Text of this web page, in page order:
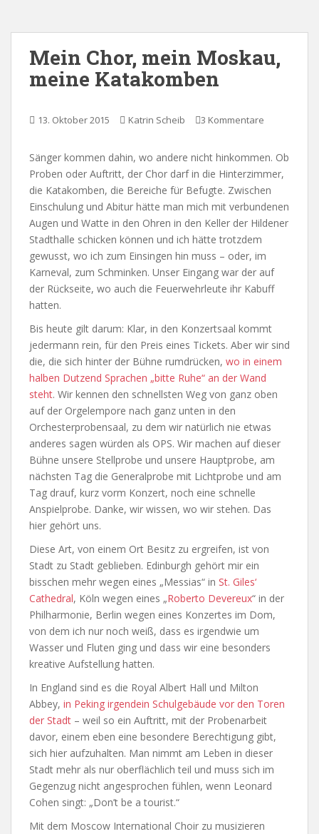
Mein Chor, mein Moskau,
meine Katakomben
13. Oktober 2015 Katrin Scheib 3 Kommentare
Sänger kommen dahin, wo andere nicht hinkommen. Ob
Proben oder Auftritt, der Chor darf in die Hinterzimmer,
die Katakomben, die Bereiche für Befugte. Zwischen
Einschulung und Abitur hätte man mich mit verbundenen
Augen und Watte in den Ohren in den Keller der Hildener
Stadthalle schicken können und ich hätte trotzdem
gewusst, wo ich zum Einsingen hin muss – oder, im
Karneval, zum Schminken. Unser Eingang war der auf
der Rückseite, wo auch die Feuerwehrleute ihr Kabuff
hatten.
Bis heute gilt darum: Klar, in den Konzertsaal kommt
jedermann rein, für den Preis eines Tickets. Aber wir sind
die, die sich hinter der Bühne rumdrücken, wo in einem
halben Dutzend Sprachen „bitte Ruhe“ an der Wand
steht. Wir kennen den schnellsten Weg von ganz oben
auf der Orgelempore nach ganz unten in den
Orchesterprobensaal, zu dem wir natürlich nie etwas
anderes sagen würden als OPS. Wir machen auf dieser
Bühne unsere Stellprobe und unsere Hauptprobe, am
nächsten Tag die Generalprobe mit Lichtprobe und am
Tag drauf, kurz vorm Konzert, noch eine schnelle
Anspielprobe. Danke, wir wissen, wo wir stehen. Das
hier gehört uns.
Diese Art, von einem Ort Besitz zu ergreifen, ist von
Stadt zu Stadt geblieben. Edinburgh gehört mir ein
bisschen mehr wegen eines „Messias“ in St. Giles‘
Cathedral, Köln wegen eines „Roberto Devereux“ in der
Philharmonie, Berlin wegen eines Konzertes im Dom,
von dem ich nur noch weiß, dass es irgendwie um
Wasser und Fluten ging und dass wir eine besonders
kreative Aufstellung hatten.
In England sind es die Royal Albert Hall und Milton
Abbey, in Peking irgendein Schulgebäude vor den Toren
der Stadt – weil so ein Auftritt, mit der Probenarbeit
davor, einem eben eine besondere Berechtigung gibt,
sich hier aufzuhalten. Man nimmt am Leben in dieser
Stadt mehr als nur oberflächlich teil und muss sich im
Gegenzug nicht angesprochen fühlen, wenn Leonard
Cohen singt: „Don’t be a tourist.“
Mit dem Moscow International Choir zu musizieren